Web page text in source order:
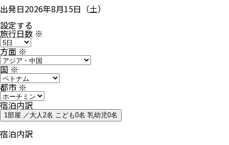
出発日2026年8月15日（土）
設定する
旅行日数 ※
方面※
国※
都市※
宿泊内訳
1部屋 ／大人2名 こども0名 乳幼児0名
宿泊内訳